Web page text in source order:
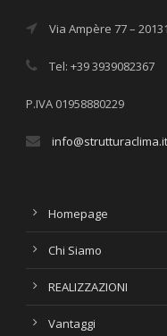
Via Ampère 77 –
Tel: +39 3939082367
P.IVA 01958880229
info@strutturaclima.it
Homepage
Chi Siamo
REALIZZAZIONI
Vantaggi